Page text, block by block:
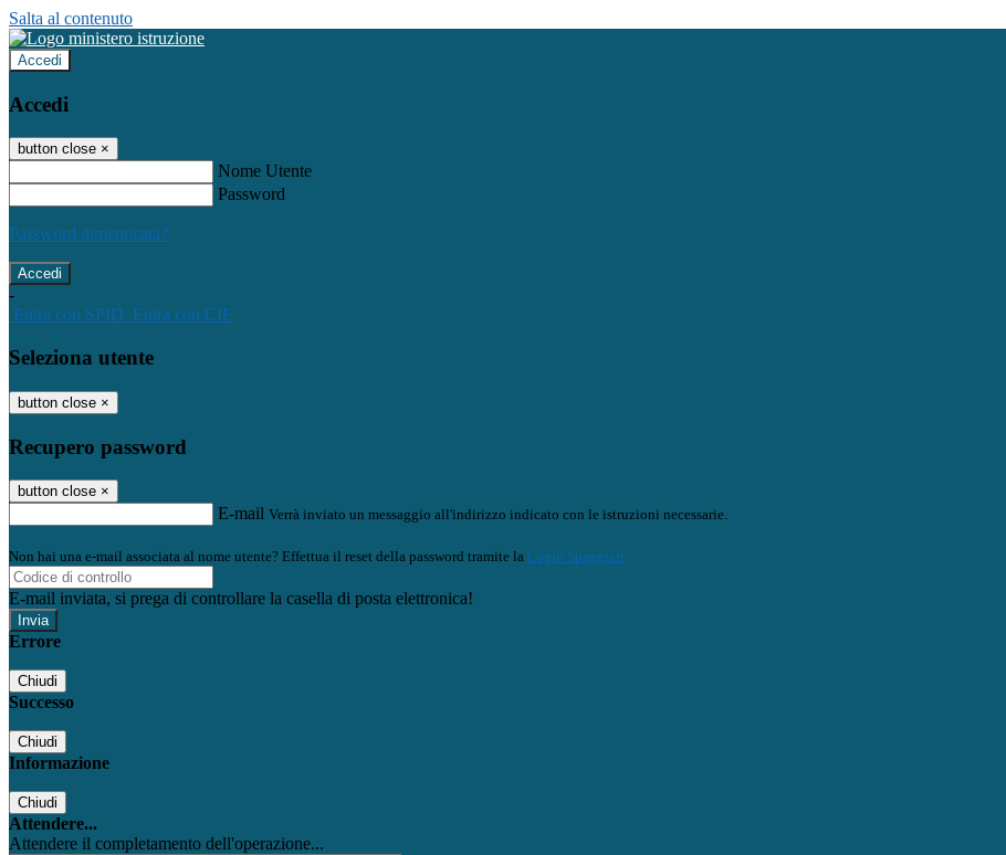
Salta al contenuto
Accedi
Accedi
button close ×
Nome Utente
Password
Password dimenticata?
-
Entra con SPID Entra con CIE
Seleziona utente
button close ×
Recupero password
button close ×
E-mail Verrà inviato un messaggio all'indirizzo indicato con le istruzioni necessarie.
Non hai una e-mail associata al nome utente? Effettua il reset della password tramite la Login Spaggiari
E-mail inviata, si prega di controllare la casella di posta elettronica!
Errore
Chiudi
Successo
Chiudi
Informazione
Chiudi
Attendere...
Attendere il completamento dell'operazione...